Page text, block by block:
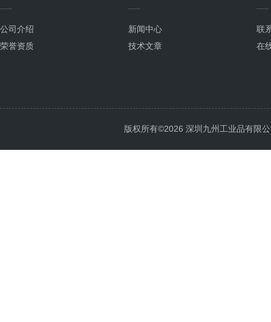
公司介绍
荣誉资质
新闻中心
技术文章
联
在
版权所有©2026 深圳九州工业品有限